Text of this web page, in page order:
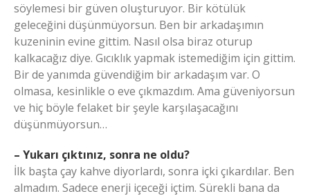
söylemesi bir güven oluşturuyor. Bir kötülük
geleceğini düşünmüyorsun. Ben bir arkadaşımın
kuzeninin evine gittim. Nasıl olsa biraz oturup
kalkacağız diye. Gıcıklık yapmak istemediğim için gittim.
Bir de yanımda güvendiğim bir arkadaşım var. O
olmasa, kesinlikle o eve çıkmazdım. Ama güveniyorsun
ve hiç böyle felaket bir şeyle karşılaşacağını
düşünmüyorsun…
– Yukarı çıktınız, sonra ne oldu?
İlk başta çay kahve diyorlardı, sonra içki çıkardılar. Ben
almadım. Sadece enerji içeceği içtim. Sürekli bana da